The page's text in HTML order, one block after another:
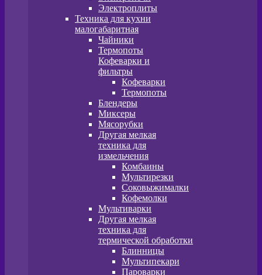
Электроплиты
Техника для кухни
малогабаритная
Чайники
Термопоты
Кофеварки и
фильтры
Кофеварки
Термопоты
Блендеры
Миксеры
Мясорубки
Другая мелкая
техника для
измельчения
Комбаины
Мультирезки
Соковыжималки
Кофемолки
Мультиварки
Другая мелкая
техника для
термической обработки
Блинницы
Мультипекари
Пароварки